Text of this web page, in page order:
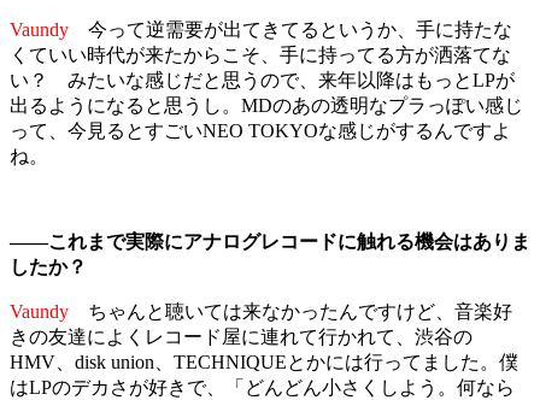
Vaundy 今って逆需要が出てきてるというか、手に持たな
くていい時代が来たからこそ、手に持ってる方が洒落てな
い？ みたいな感じだと思うので、来年以降はもっとLPが
出るようになると思うし。MDのあの透明なプラっぽい感じ
って、今見るとすごいNEO TOKYOな感じがするんですよ
ね。
――これまで実際にアナログレコードに触れる機会はありま
したか？
Vaundy ちゃんと聴いては来なかったんですけど、音楽好
きの友達によくレコード屋に連れて行かれて、渋谷の
HMV、disk union、TECHNIQUEとかには行ってました。僕
はLPのデカさが好きで、「どんどん小さくしよう。何なら